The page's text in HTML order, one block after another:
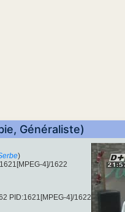
Généraliste)
)
4]/1622
PID:1621[MPEG-4]/1622